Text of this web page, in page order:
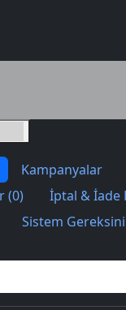
Kampanyalar
Değerlendirmeler (0)
İptal & İade
Sistem